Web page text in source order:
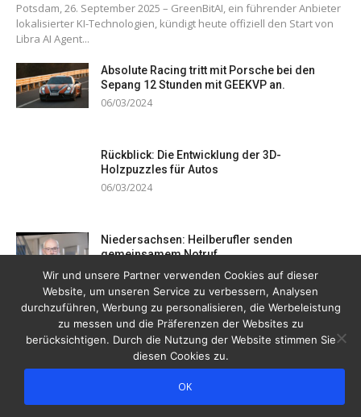
Potsdam, 26. September 2025 – GreenBitAI, ein führender Anbieter
lokalisierter KI-Technologien, kündigt heute offiziell den Start von
Libra AI Agent...
Absolute Racing tritt mit Porsche bei den
Sepang 12 Stunden mit GEEKVP an.
06/03/2024
Rückblick: Die Entwicklung der 3D-
Holzpuzzles für Autos
06/03/2024
Niedersachsen: Heilberufler senden
gemeinsamem Notruf
19/12/2023
Wir und unsere Partner verwenden Cookies auf dieser
Website, um unseren Service zu verbessern, Analysen
durchzuführen, Werbung zu personalisieren, die Werbeleistung
zu messen und die Präferenzen der Websites zu
berücksichtigen. Durch die Nutzung der Website stimmen Sie
diesen Cookies zu.
OK